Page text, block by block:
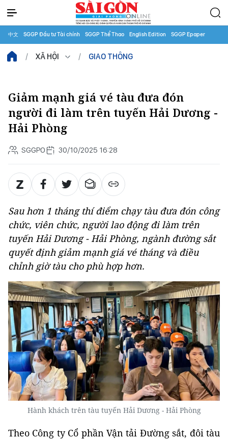
中文 SGGP Đầu tư Tài chính SGGP Thể Thao English Edition SGGP Epaper
XÃ HỘI GIAO THÔNG
Giảm mạnh giá vé tàu đưa đón
người đi làm trên tuyến Hải Dương -
Hải Phòng
SGGPO 30/10/2025 16:28
Sau hơn 1 tháng thí điểm chạy tàu đưa đón công
chức, viên chức, người lao động đi làm trên
tuyến Hải Dương - Hải Phòng, ngành đường sắt
quyết định giảm mạnh giá vé tháng và điều
chỉnh giờ tàu cho phù hợp hơn.
Hành khách trên tàu tuyến Hải Dương - Hải Phòng
Theo Công ty Cổ phần Vận tải Đường sắt, đôi tàu